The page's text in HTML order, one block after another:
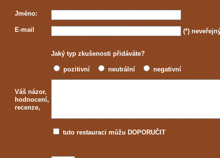
Jméno:
E-mail (*)
Jaký typ zkušenosti přidáváte?
pozitivní neutrální negativní
Váš názor,
hodnocení,
recenze,
tuto restauraci můžu DOPORUČIT